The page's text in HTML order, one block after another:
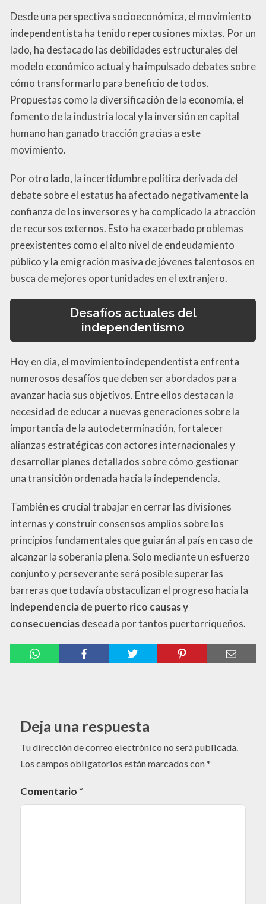
Desde una perspectiva socioeconómica, el movimiento
independentista ha tenido repercusiones mixtas. Por un
lado, ha destacado las debilidades estructurales del
modelo económico actual y ha impulsado debates sobre
cómo transformarlo para beneficio de todos.
Propuestas como la diversificación de la economía, el
fomento de la industria local y la inversión en capital
humano han ganado tracción gracias a este
movimiento.
Por otro lado, la incertidumbre política derivada del
debate sobre el estatus ha afectado negativamente la
confianza de los inversores y ha complicado la atracción
de recursos externos. Esto ha exacerbado problemas
preexistentes como el alto nivel de endeudamiento
público y la emigración masiva de jóvenes talentosos en
busca de mejores oportunidades en el extranjero.
Desafíos actuales del
independentismo
Hoy en día, el movimiento independentista enfrenta
numerosos desafíos que deben ser abordados para
avanzar hacia sus objetivos. Entre ellos destacan la
necesidad de educar a nuevas generaciones sobre la
importancia de la autodeterminación, fortalecer
alianzas estratégicas con actores internacionales y
desarrollar planes detallados sobre cómo gestionar
una transición ordenada hacia la independencia.
También es crucial trabajar en cerrar las divisiones
internas y construir consensos amplios sobre los
principios fundamentales que guiarán al país en caso de
alcanzar la soberanía plena. Solo mediante un esfuerzo
conjunto y perseverante será posible superar las
barreras que todavía obstaculizan el progreso hacia la
independencia de puerto rico causas y
consecuenciasdeseada por tantos puertorriqueños.
Deja una respuesta
Tu dirección de correo electrónico no será publicada.
Los campos obligatorios están marcados con*
Comentario *